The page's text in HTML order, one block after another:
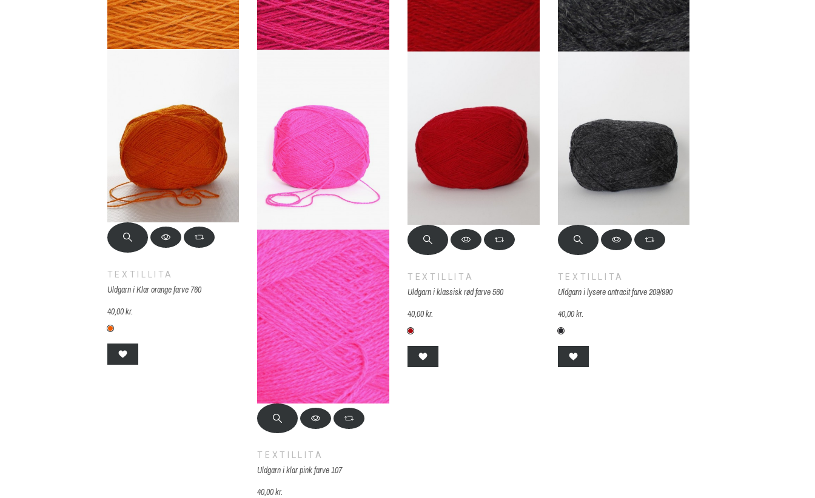
TEXTILLITA
Uldgarn i Klar orange farve 760
40,00 kr.
760 TEX
TEXTILLITA
Uldgarn i klar pink farve 107
40,00 kr.
TEXTILLITA
Uldgarn i klassisk rød farve 560
40,00 kr.
560 klassisk rød
TEXTILLITA
Uldgarn i lysere antracit farve 209/990
40,00 kr.
209/990 lysere antracit